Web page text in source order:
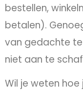
bestellen,
betalen).
van gedachte
niet aan te
Wil je weten